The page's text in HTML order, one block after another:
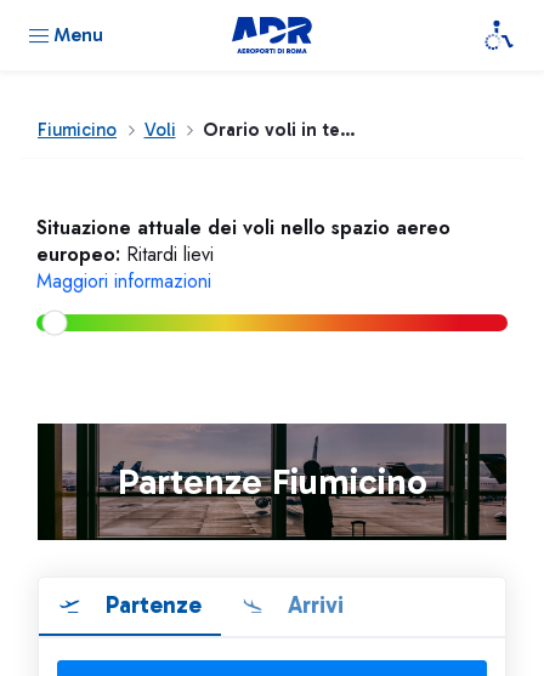
Menu
Fiumicino Voli Orario voli in tempo reale
Situazione attuale dei voli nello spazio aereo
europeo: Ritardi lievi
Maggiori informazioni
Partenze Fiumicino
Partenze Arrivi